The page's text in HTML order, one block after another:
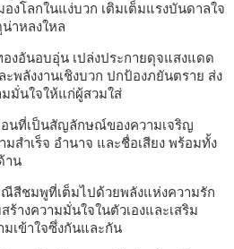
งโลกในแง่บวก เติมเต็มแรงบันดาลใจ
าหลงใหล
งอันอบอุ่น เปล่งประกายดุจแสงแดด
พลังงานเชิงบวก ปกป้องภยันตราย ส่ง
มมั่นใจให้แก่ผู้สวมใส่
นที่เป็นสัญลักษณ์ของความเจริญ
มสำเร็จ อำนาจ และชื่อเสียง พร้อมทั้ง
าน
สีชมพูที่เต็มไปด้วยพลังแห่งความรัก
างความมั่นใจในตัวเองและเสริม
เข้าใจซึ่งกันและกัน